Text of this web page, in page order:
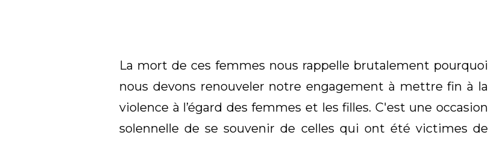
La mort de ces femmes nous rappelle brutalement pourquoi
nous devons renouveler notre engagement à mettre fin à la
violence à l’égard des femmes et les filles. C'est une occasion
solennelle de se souvenir de celles qui ont été victimes de